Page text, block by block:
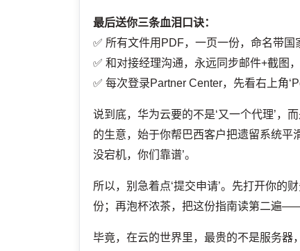
最后送你三条血泪口诀：
✅ 所有文件用PDF，一页一份，命名带国
✅ 和对接经理沟通，永远同步邮件+截图
✅ 每次登录Partner Center，先看右上角
说到底，华为云要的不是‘又一个代理’，
的生意，始于你帮巴西客户把遗留系统平
没宕机，你们靠谱’。
所以，别急着点‘提交申请’。先打开你的
份；再泡杯浓茶，把这份指南读第二遍——
毕竟，在云的世界里，最贵的不是服务器